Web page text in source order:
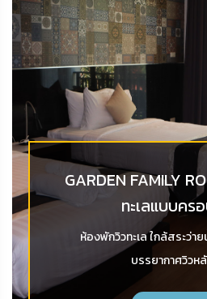
GARDEN FAMILY
ทะเลแบบคร
ห้องพักวิวทะเล ใกล้สระว่า
บรรยากาศวิวห